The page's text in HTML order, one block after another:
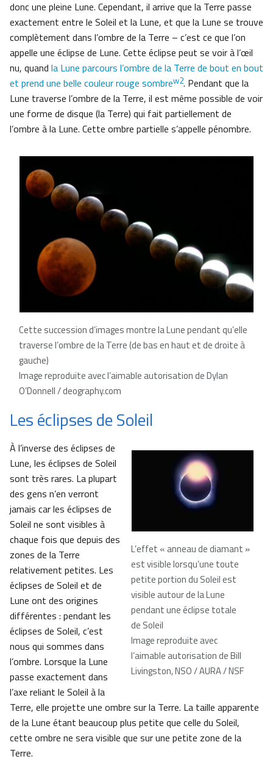
donc une pleine Lune. Cependant, il arrive que la Terre passe
exactement entre le Soleil et la Lune, et que la Lune se trouve
complètement dans l’ombre de la Terre – c’est ce que l’on
appelle une éclipse de Lune. Cette éclipse peut se voir à l’œil
nu, quand la Lune parcours l’ombre de la Terre de bout en bout
et prend une belle couleur rouge sombrew2. Pendant que la
Lune traverse l’ombre de la Terre, il est même possible de voir
une forme de disque (la Terre) qui fait partiellement de
l’ombre à la Lune. Cette ombre partielle s’appelle pénombre.
Cette succession d’images montre la Lune pendant qu’elle
traverse l’ombre de la Terre (de bas en haut et de droite à
gauche)
Image reproduite avec l’aimable autorisation de Dylan
O’Donnell / deography.com
Les éclipses de Soleil
L’effet « anneau de diamant »
est visible lorsqu’une toute
petite portion du Soleil est
visible autour de la Lune
pendant une éclipse totale
de Soleil
Image reproduite avec
l’aimable autorisation de Bill
Livingston, NSO / AURA / NSF
À l’inverse des éclipses de
Lune, les éclipses de Soleil
sont très rares. La plupart
des gens n’en verront
jamais car les éclipses de
Soleil ne sont visibles à
chaque fois que depuis des
zones de la Terre
relativement petites. Les
éclipses de Soleil et de
Lune ont des origines
différentes : pendant les
éclipses de Soleil, c’est
nous qui sommes dans
l’ombre. Lorsque la Lune
passe exactement dans
l’axe reliant le Soleil à la
Terre, elle projette une ombre sur la Terre. La taille apparente
de la Lune étant beaucoup plus petite que celle du Soleil,
cette ombre ne sera visible que sur une petite zone de la
Terre.